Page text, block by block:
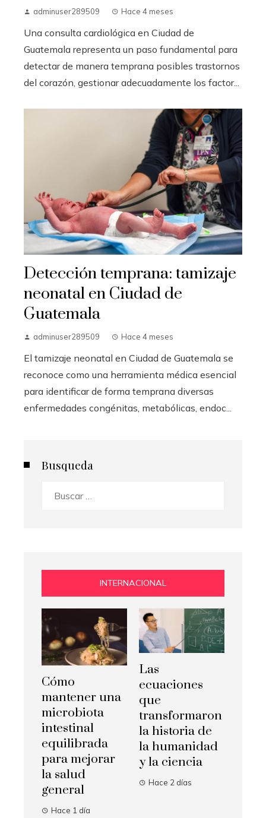
adminuser289509 Hace 4 meses
Una consulta cardiológica en Ciudad de
Guatemala representa un paso fundamental para
detectar de manera temprana posibles trastornos
del corazón, gestionar adecuadamente los factor...
Detección temprana: tamizaje
neonatal en Ciudad de
Guatemala
adminuser289509 Hace 4 meses
El tamizaje neonatal en Ciudad de Guatemala se
reconoce como una herramienta médica esencial
para identificar de forma temprana diversas
enfermedades congénitas, metabólicas, endoc...
Busqueda
INTERNACIONAL
Cómo
mantener una
microbiota
intestinal
equilibrada
para mejorar
la salud
general
Hace 1 día
Las
ecuaciones
que
transformaron
la historia de
la humanidad
y la ciencia
Hace 2 días